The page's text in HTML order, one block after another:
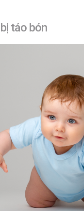
táo bón